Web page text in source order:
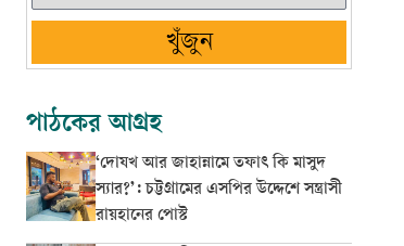
খুঁজুন
পাঠকের আগ্রহ
‘দোযখ আর জাহান্নামে তফাৎ কি মাসুদ
স্যার?’: চট্টগ্রামের এসপির উদ্দেশে সন্ত্রাসী
রায়হানের পোস্ট